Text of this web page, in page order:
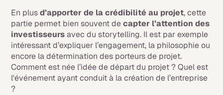
En plusd’apporter de la crédibilité au projet, cette
partie permet bien souvent decapter l’attention des
investisseursavec dustorytelling. Il est par exemple
intéressant d’expliquer l’engagement, la philosophie ou
encore la détermination des porteurs de projet.
Comment est née l’idée de départ du projet ? Quel est
l'événement ayant conduit à la création de l’entreprise
?